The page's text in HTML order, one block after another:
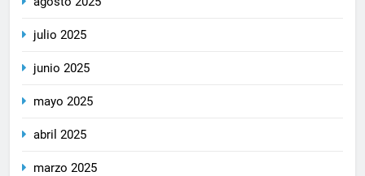
julio 2025
junio 2025
mayo 2025
abril 2025
marzo 2025